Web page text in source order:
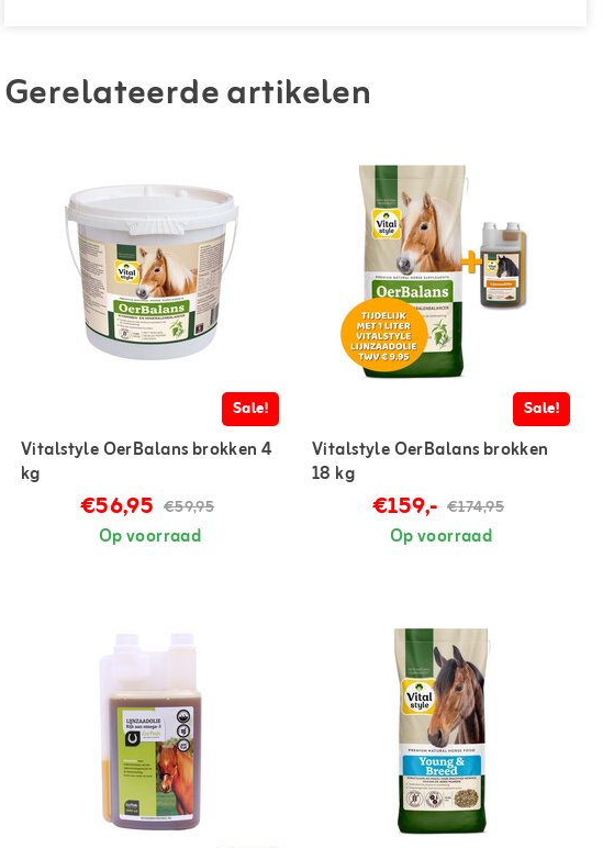
Gerelateerde artikelen
Sale!
Vitalstyle OerBalans brokken 4
kg
€56,95 €59,95
Op voorraad
Sale!
Vitalstyle OerBalans brokken
18 kg
€159,- €174,95
Op voorraad